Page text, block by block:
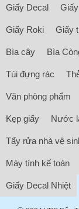
Giấy Decal
Giấy Roki Giấy
Bìa cây Bìa
Túi đựng rác
Văn phòng phẩm
Kẹp giấy Nước
Tẩy rửa nhà vệ
Máy tính kế toán
Giấy Decal Nhiệt